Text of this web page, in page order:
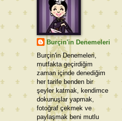
Burçin'in Denemeleri
Burçin'in Denemeleri,
mutfakta geçirdiğim
zaman içinde denediğim
her tarife benden bir
şeyler katmak, kendimce
dokunuşlar yapmak,
fotoğraf çekmek ve
paylaşmak beni mutlu